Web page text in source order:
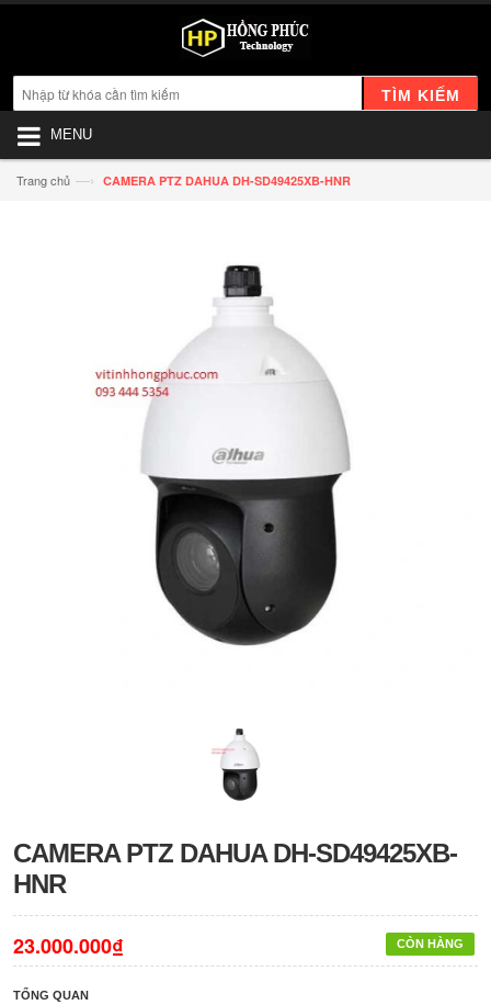
TÌM KIẾM
MENU
Trang chủ —› CAMERA PTZ DAHUA DH-SD49425XB-HNR
CAMERA PTZ DAHUA DH-SD49425XB-
HNR
CÒN HÀNG
23.000.000₫
TỔNG QUAN